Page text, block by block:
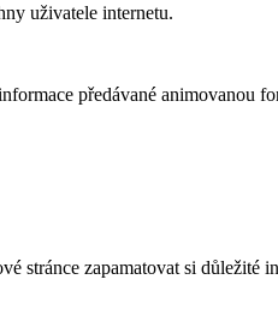
uživatele internetu.
předávané animovanou
stránce zapamatovat si důležité